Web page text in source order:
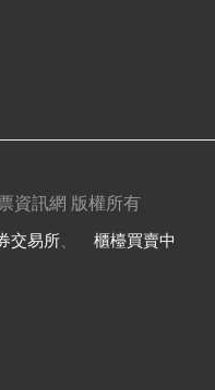
資訊網 版權所有
交易所
櫃檯買賣中